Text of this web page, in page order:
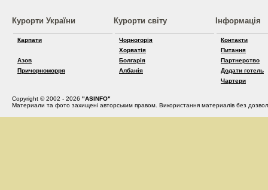
Курорти України
Карпати
Азов
Причорноморря
Курорти світу
Чорногорія
Хорватія
Болгарія
Албанія
Інформація
Контакти
Питання
Партнерство
Додати готель
Чартери
Copyright © 2002 - 2026 "ASINFO"
Материали та фото захищені авторським правом. Використання материалів без